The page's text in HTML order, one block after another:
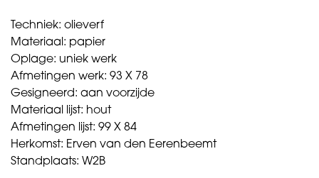
Techniek: olieverf
Materiaal: papier
Oplage: uniek werk
Afmetingen werk: 93 X 78
Gesigneerd: aan voorzijde
Materiaal lijst: hout
Afmetingen lijst: 99 X 84
Herkomst: Erven van den Eerenbeemt
Standplaats: W2B